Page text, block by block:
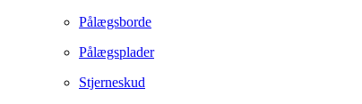
Pålægsborde
Pålægsplader
Stjerneskud